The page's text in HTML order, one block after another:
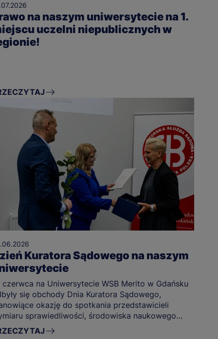
na naszym uniwersytecie na 1.
uczelni niepublicznych w
Kuratora Sądowego na naszym
czerwca na Uniwersytecie WSB Merito w Gdańsku
się obchody Dnia Kuratora Sądowego,
okazję do spotkania przedstawicieli
sprawiedliwości, środowiska naukowego
służb współpracujących z kurato